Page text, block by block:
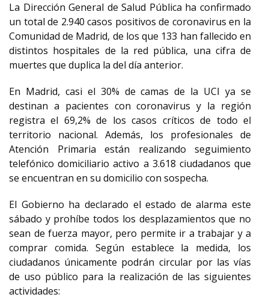
La Dirección General de Salud Pública ha confirmado
un total de 2.940 casos positivos de coronavirus en la
Comunidad de Madrid, de los que 133 han fallecido en
distintos hospitales de la red pública, una cifra de
muertes que duplica la del día anterior.
En Madrid, casi el 30% de camas de la UCI ya se
destinan a pacientes con coronavirus y la región
registra el 69,2% de los casos críticos de todo el
territorio nacional. Además, los profesionales de
Atención Primaria están realizando seguimiento
telefónico domiciliario activo a 3.618 ciudadanos que
se encuentran en su domicilio con sospecha.
El Gobierno ha declarado el estado de alarma este
sábado y prohíbe todos los desplazamientos que no
sean de fuerza mayor, pero permite ir a trabajar y a
comprar comida. Según establece la medida, los
ciudadanos únicamente podrán circular por las vías
de uso público para la realización de las siguientes
actividades: